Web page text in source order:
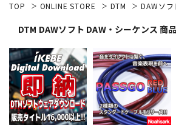
エレキギター
ベース
TOP ONLINE STORE DTM DAWソフ
DTM DAWソフト DAW・シーケンス 商